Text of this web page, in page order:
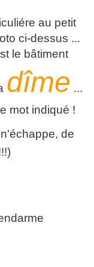
au petit
ci-dessus ...
le bâtiment
dîme ...
mot indiqué !
de